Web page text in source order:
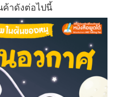
าดังต่อไปนี้